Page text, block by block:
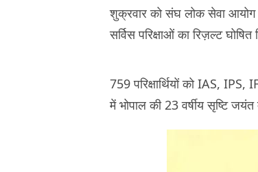
शुक्रवार को संघ लोक सेवा
सर्विस परिक्षाओं का रिज़ल्ट घोषित
759 परिक्षार्थियों को IAS, IPS,
में भोपाल की 23 वर्षीय सृष्टि